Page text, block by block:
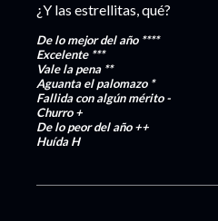
¿Y las estrellitas, qué?
De lo mejor del año ****
Excelente***
Vale la pena **
Aguanta el palomazo *
Fallida con algún mérito-
Churro+
De lo peor del año++
HuídaH